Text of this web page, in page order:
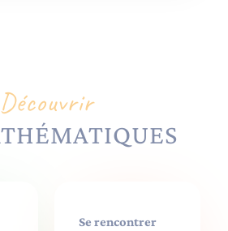
Découvrir
Se rencontrer